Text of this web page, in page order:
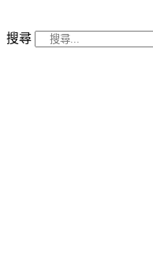
搜尋